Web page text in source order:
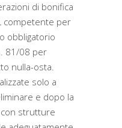
di bonifica
competente per
obbligatorio
81/08 per
nulla-osta.
solo a
e dopo la
strutture